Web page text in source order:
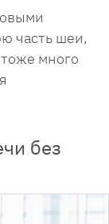
часть шеи,
много
без